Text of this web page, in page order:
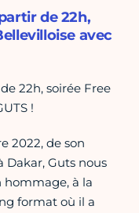
de 22h,
avec
22h, soirée Free
!
2022, de son
Dakar, Guts nous
hommage, à la
format où il a